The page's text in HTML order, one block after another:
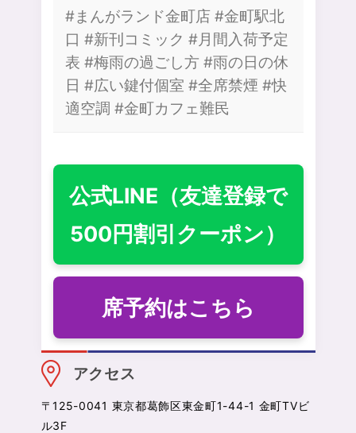
#まんがランド金町店 #金町駅北
口 #新刊コミック #月間入荷予定
表 #梅雨の過ごし方 #雨の日の休
日 #広い鍵付個室 #全席禁煙 #快
適空調 #金町カフェ難民
公式LINE（友達登録で
500円割引クーポン）
席予約はこちら
アクセス
〒125-0041 東京都葛飾区東金町1-44-1 金町TVビ
ル3F